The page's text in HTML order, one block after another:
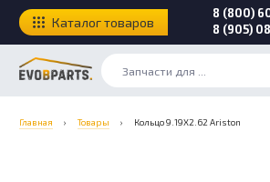
8 (800)
8 (905)
Каталог товаров
Главная › Товары › Кольцо 9.19X2.62 Ariston